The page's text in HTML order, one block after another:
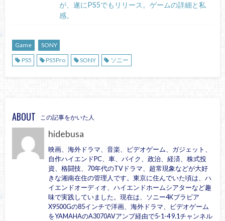
が、遂にPS5でもリリース。ゲームの詳細と私
感。
Game
SONY
PS5
PS5Pro SONY ソニー
ABOUT この記事をかいた人
hidebusa
映画、海外ドラマ、音楽、ビデオゲーム、ガジェット、
自作ハイエンドPC、車、バイク、政治、経済、株式投
資、格闘技、70年代のTVドラマ、超常現象などが大好
きな湘南在住の管理人です。東京に住んでいた頃は、ハ
イエンドオーディオ、ハイエンドホームシアターなど趣
味で実践していました。現在は、ソニー4Kブラビア
X9500Gの85インチで洋画、海外ドラマ、ビデオゲーム
をYAMAHAのA3070AVアンプ経由で5-1-4 9.1チャンネル